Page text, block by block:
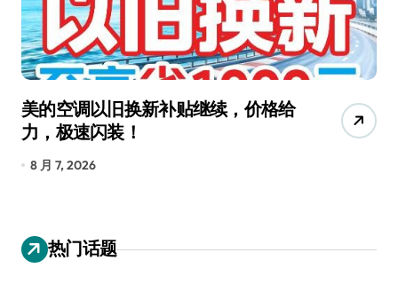
美的空调以旧换新补贴继续，价格给
力，极速闪装！
8 月 7, 2026
热门话题